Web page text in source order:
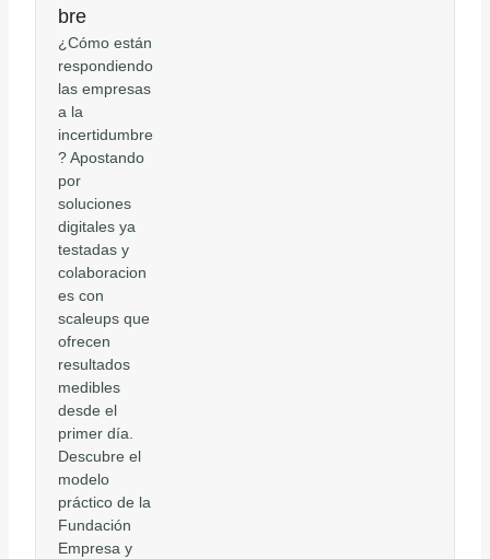
bre
¿Cómo están
respondiendo
las empresas
a la
incertidumbre
? Apostando
por
soluciones
digitales ya
testadas y
colaboracion
es con
scaleups que
ofrecen
resultados
medibles
desde el
primer día.
Descubre el
modelo
práctico de la
Fundación
Empresa y